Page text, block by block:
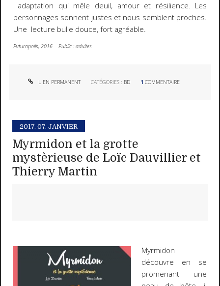
adaptation qui mêle deuil, amour et résilience. Les
personnages sonnent justes et nous semblent proches.
Une lecture bulle douce, fort agréable.
Futuropolis, 2016 Public : adultes
LIEN PERMANENT CATÉGORIES : BD 1 COMMENTAIRE
2017. 07. JANVIER
Myrmidon et la grotte
mystèrieuse de Loïc Dauvillier et
Thierry Martin
Myrmidon
découvre en se
promenant une